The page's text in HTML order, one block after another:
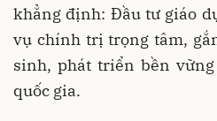
khẳng định: Đầu tư giáo
vụ chính trị trọng tâm,
sinh, phát triển bền
quốc gia.